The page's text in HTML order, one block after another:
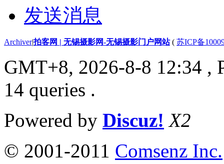
发送消息
Archiver|拍客网 | 无锡摄影网-无锡摄影门户网站( 苏ICP备
GMT+8, 2026-8-8 12:34 ,
14 queries .
Powered by Discuz! X2
© 2001-2011 Comsenz Inc.